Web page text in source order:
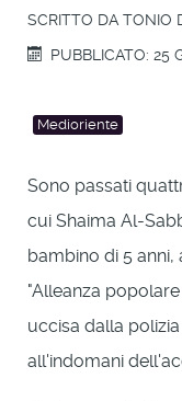
SCRITTO DA TONIO
PUBBLICATO: 25
Medioriente
Sono passati
cui Shaima Al-
bambino di 5
"Alleanza
uccisa dalla
all'indomani